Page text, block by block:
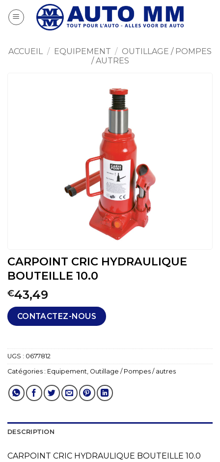
au
ACCUEIL / EQUIPEMENT / OUTILLAGE / POMPES
/ AUTRES
CARPOINT CRIC HYDRAULIQUE
BOUTEILLE 10.0
€43,49
CONTACTEZ-NOUS
UGS : 0677812
Catégories : Equipement Outillage / Pompes / autres
DESCRIPTION
CARPOINT CRIC HYDRAULIQUE BOUTEILLE 10.0